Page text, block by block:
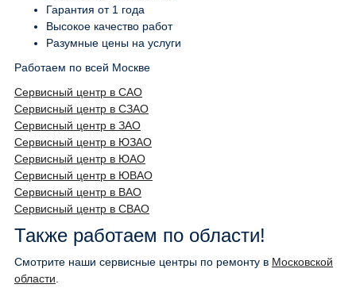
Гарантия от 1 года
Высокое качество работ
Разумные цены на услуги
Работаем по всей Москве
Сервисный центр в САО
Сервисный центр в СЗАО
Сервисный центр в ЗАО
Сервисный центр в ЮЗАО
Сервисный центр в ЮАО
Сервисный центр в ЮВАО
Сервисный центр в ВАО
Сервисный центр в СВАО
Также работаем по области!
Смотрите наши сервисные центры по ремонту в Московской
области